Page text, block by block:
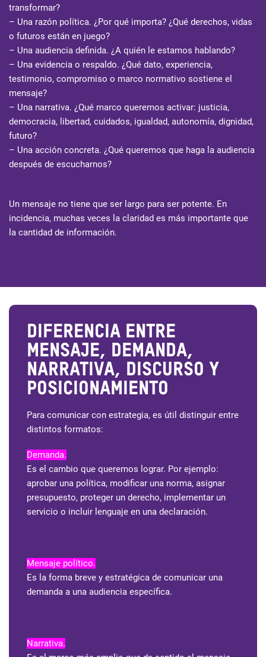
transformar?
– Una razón política. ¿Por qué importa? ¿Qué derechos, vidas
o futuros están en juego?
– Una audiencia definida. ¿A quién le estamos hablando?
– Una evidencia o respaldo. ¿Qué dato, experiencia,
testimonio, compromiso o marco normativo sostiene el
mensaje?
– Una narrativa. ¿Qué marco queremos activar: justicia,
democracia, libertad, cuidados, igualdad, autonomía, dignidad,
futuro?
– Una acción concreta. ¿Qué queremos que haga la audiencia
después de escucharnos?
Un mensaje no tiene que ser largo para ser potente. En
incidencia, muchas veces la claridad es más importante que
la cantidad de información.
DIFERENCIA ENTRE
MENSAJE, DEMANDA,
NARRATIVA, DISCURSO Y
POSICIONAMIENTO
Para comunicar con estrategia, es útil distinguir entre
distintos formatos:
Demanda.
Es el cambio que queremos lograr. Por ejemplo:
aprobar una política, modificar una norma, asignar
presupuesto, proteger un derecho, implementar un
servicio o incluir lenguaje en una declaración.
Mensaje político.
Es la forma breve y estratégica de comunicar una
demanda a una audiencia específica.
Narrativa.